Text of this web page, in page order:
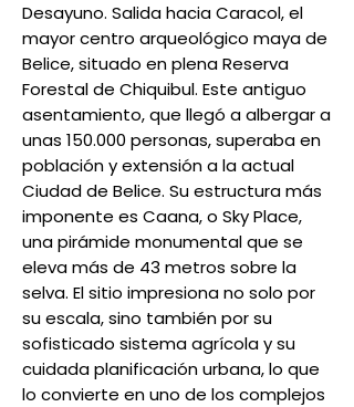
Desayuno. Salida hacia Caracol, el
mayor centro arqueológico maya de
Belice, situado en plena Reserva
Forestal de Chiquibul. Este antiguo
asentamiento, que llegó a albergar a
unas 150.000 personas, superaba en
población y extensión a la actual
Ciudad de Belice. Su estructura más
imponente es Caana, o Sky Place,
una pirámide monumental que se
eleva más de 43 metros sobre la
selva. El sitio impresiona no solo por
su escala, sino también por su
sofisticado sistema agrícola y su
cuidada planificación urbana, lo que
lo convierte en uno de los complejos